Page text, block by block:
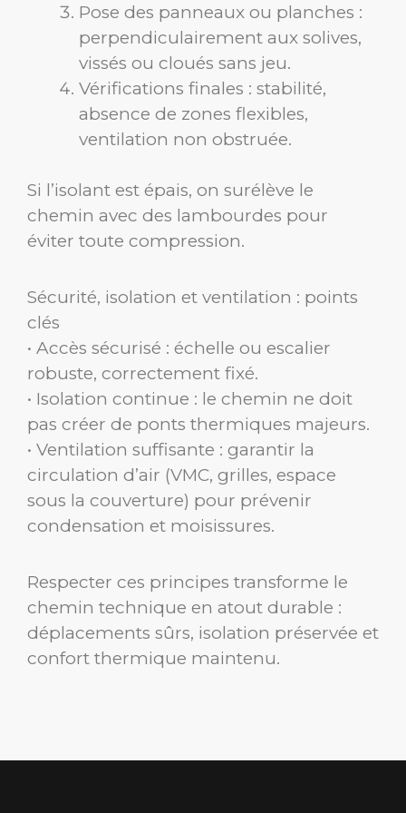
Pose des panneaux ou planches :
perpendiculairement aux solives,
vissés ou cloués sans jeu.
Vérifications finales : stabilité,
absence de zones flexibles,
ventilation non obstruée.
Si l’isolant est épais, on surélève le
chemin avec des lambourdes pour
éviter toute compression.
Sécurité, isolation et ventilation : points
clés
• Accès sécurisé : échelle ou escalier
robuste, correctement fixé.
• Isolation continue : le chemin ne doit
pas créer de ponts thermiques majeurs.
• Ventilation suffisante : garantir la
circulation d’air (VMC, grilles, espace
sous la couverture) pour prévenir
condensation et moisissures.
Respecter ces principes transforme le
chemin technique en atout durable :
déplacements sûrs, isolation préservée et
confort thermique maintenu.